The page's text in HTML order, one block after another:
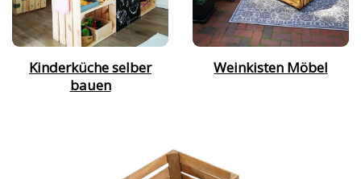
Kinderküche selber
bauen
Weinkisten Möbel